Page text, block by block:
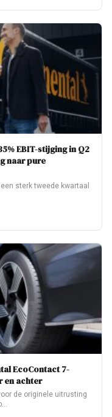
EBIT-stijging in Q2
naar pure
sterk tweede kwartaal
EcoContact 7-
en achter
de originele uitrusting